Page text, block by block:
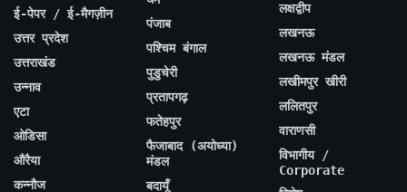
ई-पेपर / ई-मैगज़ीन
उत्तर प्रदेश
उत्तराखंड
उन्नाव
एटा
ओडिसा
औरैया
कन्नौज
पंजाब
पश्चिम बंगाल
पुडुचेरी
प्रतापगढ़
फतेहपुर
फैजाबाद (अयोध्या)
मंडल
बदायूँ
लक्षद्वीप
लखनऊ
लखनऊ मंडल
लखीमपुर खीरी
ललितपुर
वाराणसी
विभागीय /
Corporate